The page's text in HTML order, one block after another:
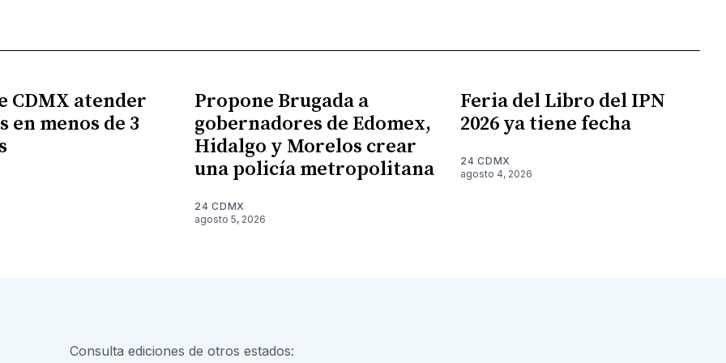
CDMX atender
en menos de 3
Propone Brugada a
gobernadores de Edomex,
Hidalgo y Morelos crear
una policía metropolitana
24 CDMX
agosto 5, 2026
Feria del Libro del IPN
2026 ya tiene fecha
24 CDMX
agosto 4, 2026
Consulta ediciones de otros estados: